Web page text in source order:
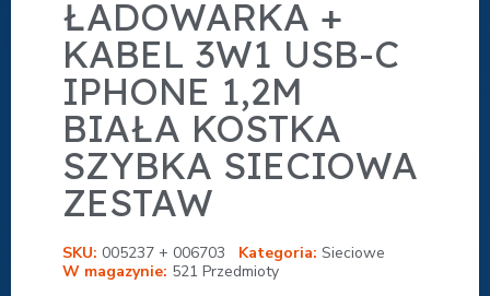
ŁADOWARKA +
KABEL 3W1 USB-C
IPHONE 1,2M
BIAŁA KOSTKA
SZYBKA SIECIOWA
ZESTAW
SKU 005237 + 006703 Kategoria Sieciowe
W magazynie 521 Przedmioty